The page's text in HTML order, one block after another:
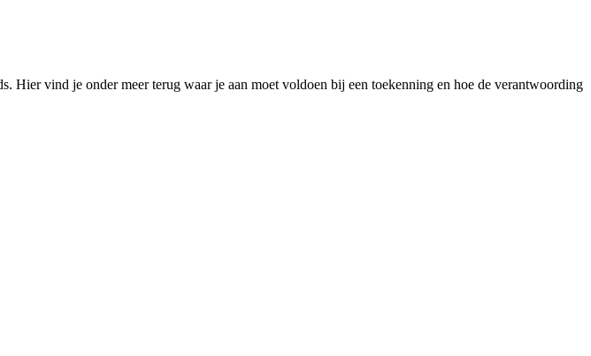
vind je onder meer terug waar je aan moet voldoen bij een toekenning en hoe de verantwoording